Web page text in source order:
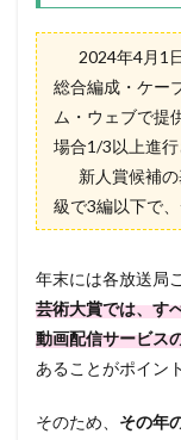
2024年4月1
総合編成・ケー
ム・ウェブで提
場合1/3以上進行
新人賞候補
級で3編以下で
年末には各放送局
芸術大賞では、す
動画配信サービス
あることがポイン
そのため、 その年